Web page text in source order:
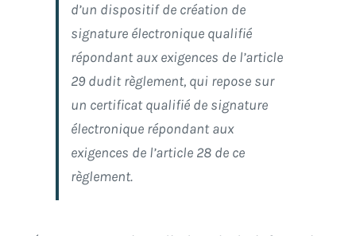
d’un dispositif de création de
signature électronique qualifié
répondant aux exigences de l’article
29 dudit règlement, qui repose sur
un certificat qualifié de signature
électronique répondant aux
exigences de l’article 28 de ce
règlement.